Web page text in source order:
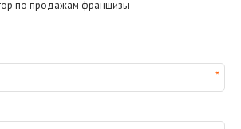
по продажам франшизы